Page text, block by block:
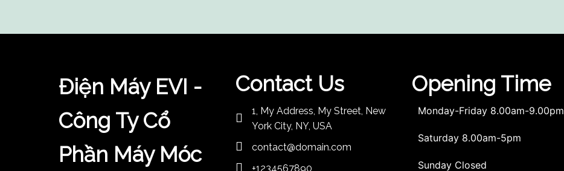
Điện Máy EVI -
Công Ty Cổ
Phần Máy Móc
Contact Us
1, My Address, My Street, New
York City, NY, USA
contact@domain.com
+1234567890
Opening Time
Monday-Friday 8.00am-9.00pm
Saturday 8.00am-5pm
Sunday Closed